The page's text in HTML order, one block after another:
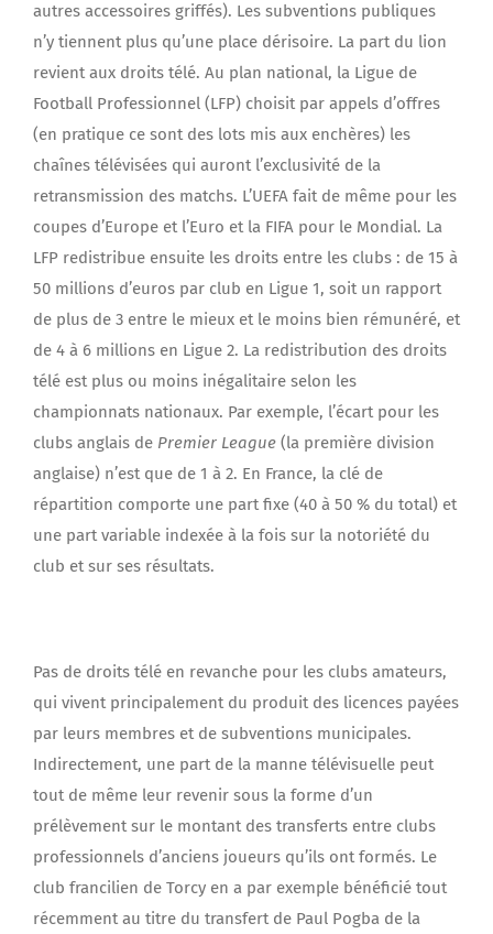
autres accessoires griffés). Les subventions publiques
n’y tiennent plus qu’une place dérisoire. La part du lion
revient aux droits télé. Au plan national, la Ligue de
Football Professionnel (LFP) choisit par appels d’offres
(en pratique ce sont des lots mis aux enchères) les
chaînes télévisées qui auront l’exclusivité de la
retransmission des matchs. L’UEFA fait de même pour les
coupes d’Europe et l’Euro et la FIFA pour le Mondial. La
LFP redistribue ensuite les droits entre les clubs : de 15 à
50 millions d’euros par club en Ligue 1, soit un rapport
de plus de 3 entre le mieux et le moins bien rémunéré, et
de 4 à 6 millions en Ligue 2. La redistribution des droits
télé est plus ou moins inégalitaire selon les
championnats nationaux. Par exemple, l’écart pour les
clubs anglais de Premier League (la première division
anglaise) n’est que de 1 à 2. En France, la clé de
répartition comporte une part fixe (40 à 50 % du total) et
une part variable indexée à la fois sur la notoriété du
club et sur ses résultats.
Pas de droits télé en revanche pour les clubs amateurs,
qui vivent principalement du produit des licences payées
par leurs membres et de subventions municipales.
Indirectement, une part de la manne télévisuelle peut
tout de même leur revenir sous la forme d’un
prélèvement sur le montant des transferts entre clubs
professionnels d’anciens joueurs qu’ils ont formés. Le
club francilien de Torcy en a par exemple bénéficié tout
récemment au titre du transfert de Paul Pogba de la